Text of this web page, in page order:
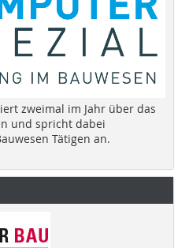
zweimal im Jahr über das
und spricht dabei
Tätigen an.